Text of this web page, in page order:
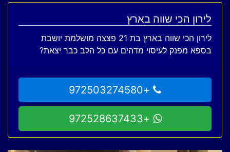
לירון הכי שווה בארץ
לירון הכי שווה בארץ בת 21 פצצה מושלמת יושבת
בספא מפנק לעיסוי מדהים עם כל הלב כבר יצאת?
+972503274580
+972528637433